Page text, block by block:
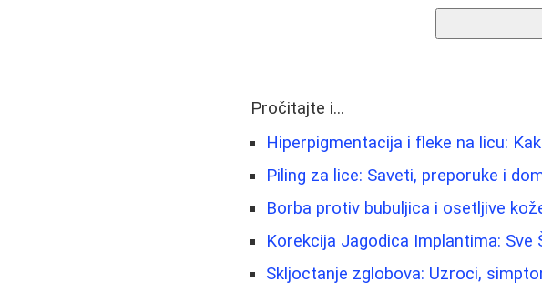
Pročitajte i...
Hiperpigmentacija i fleke na licu:
Piling za lice: Saveti, preporuke i
Borbа protiv bubuljica i osetljive
Korekcija Jagodica Implantima: Sve
Skljoctanje zglobova: Uzroci,